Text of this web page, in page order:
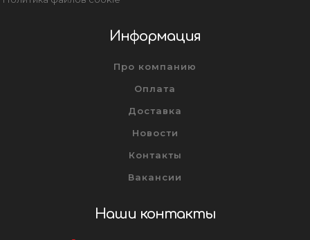
Информация
Про компанию
Оплата
Доставка
Новости
Контакты
Вакансии
Наши контакты